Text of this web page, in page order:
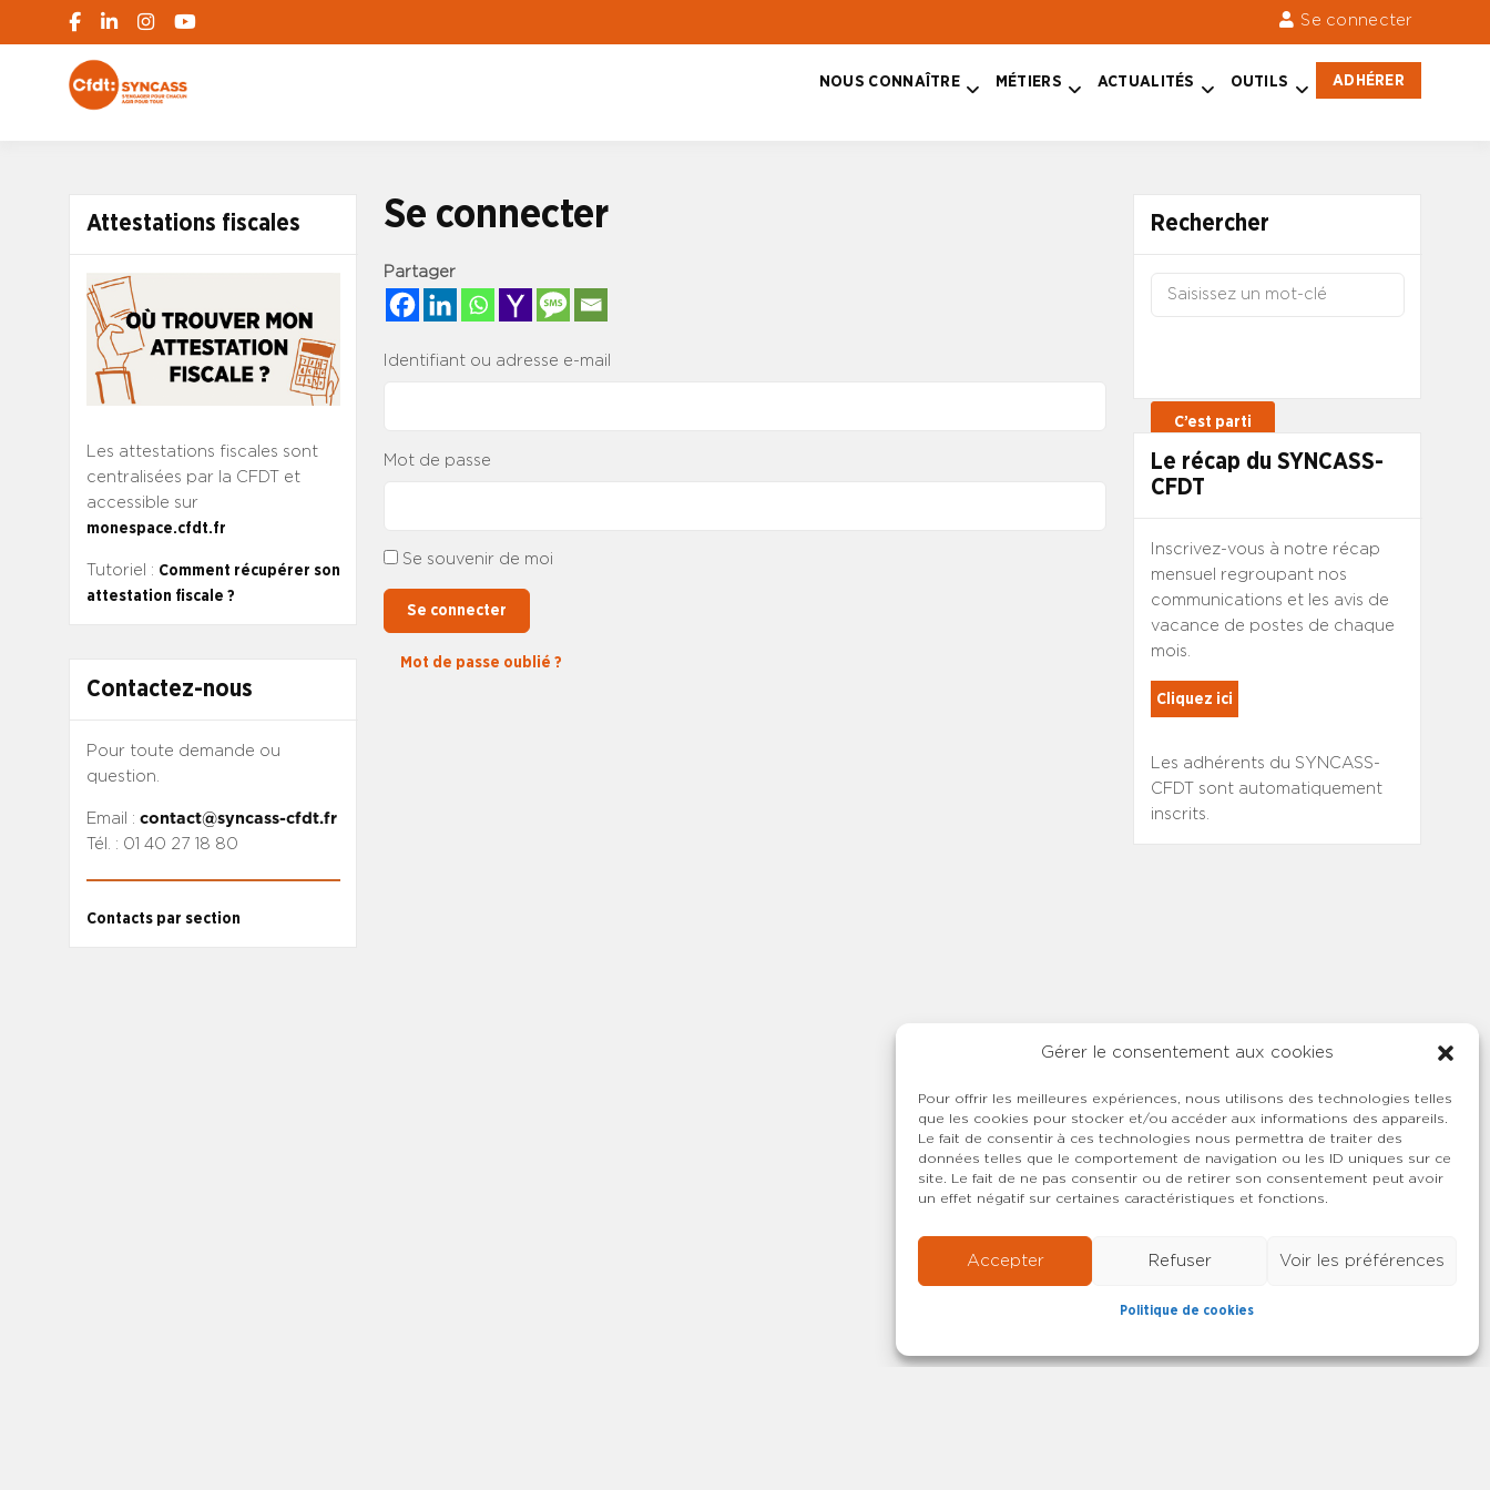
Gérer le consentement aux cookies
Pour offrir les meilleures expériences, nous utilisons des technologies telles
que les cookies pour stocker et/ou accéder aux informations des appareils.
Le fait de consentir à ces technologies nous permettra de traiter des
données telles que le comportement de navigation ou les ID uniques sur ce
site. Le fait de ne pas consentir ou de retirer son consentement peut avoir
un effet négatif sur certaines caractéristiques et fonctions.
Accepter Refuser Voir les préférences
Politique de cookies
Se connecter
NOUS CONNAÎTRE MÉTIERS ACTUALITÉS OUTILS ADHÉRER
Attestations fiscales
Les attestations fiscales sont
centralisées par la CFDT et
accessible sur
monespace.cfdt.fr
Tutoriel : Comment récupérer son
attestation fiscale ?
Contactez-nous
Pour toute demande ou
question.
Email : contact@syncass-cfdt.fr
Tél. : 01 40 27 18 80
Contacts par section
Se connecter
Partager
Identifiant ou adresse e-mail
Mot de passe
Se souvenir de moi
Se connecter
Mot de passe oublié ?
Rechercher
Le récap du SYNCASS-
CFDT
Inscrivez-vous à notre récap
mensuel regroupant nos
communications et les avis de
vacance de postes de chaque
mois.
Cliquez ici
Les adhérents du SYNCASS-
CFDT sont automatiquement
inscrits.